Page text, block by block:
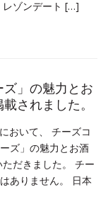
レゾンデート […]
」の魅力とお
されました。
おいて、 チーズコ
ズ」の魅力とお酒
だきました。 チー
ありません。 日本